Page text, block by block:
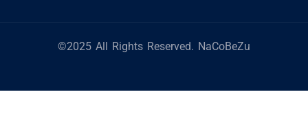
©2025 All Rights Reserved. NaCoBeZu